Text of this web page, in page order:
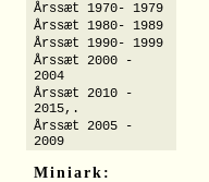
Årssæt 1970- 1979
Årssæt 1980- 1989
Årssæt 1990- 1999
Årssæt 2000 -
2004
Årssæt 2010 -
2015,.
Årssæt 2005 -
2009
Miniark: